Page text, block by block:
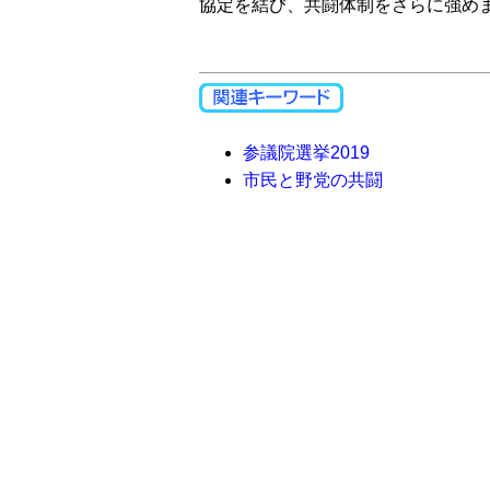
協定を結び、共闘体制をさらに強め
参議院選挙2019
市民と野党の共闘